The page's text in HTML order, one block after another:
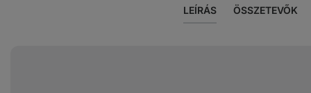
LEÍRÁS ÖSSZETEVŐK